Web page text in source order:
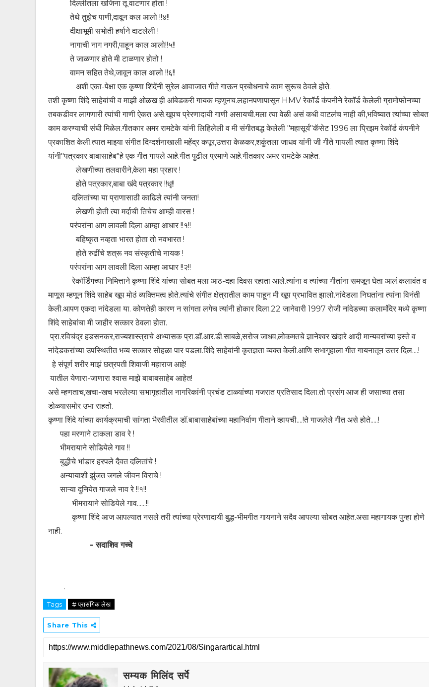
दिल्लीतला खजिना तू वाटणार होता !
तेथे तुझेच पाणी,दावून कल आलो !!४!!
दीक्षाभूमी सभोती हर्षाने दाटलेली !
नागाची नाग नगरी,पाहून काल आलो!!५!!
ते जाळणार होते मी टाळणार होतो !
वामन सहित तेथे,जावून काल आलो !!६!!
अशी एका-पेक्षा एक कृष्णा शिंदेंनी सुरेल आवाजात गीते गाऊन प्रबोधनाचे काम सुरूच ठेवले होते.
तशी कृष्णा शिंदे साहेबांची व माझी ओळख ही आंबेडकरी गायक म्हणूनच.लहानपणापासून HMV रेकॉर्ड कंपनीने रेकॉर्ड केलेली ग्रामोफोनच्या
तबकडीवर लागणारी त्यांची गाणी ऐकत असे.खूपच प्रेरणादायी गाणी असायची.मला त्या वेळी असं कधी वाटलंच नाही की,भविष्यात त्यांच्या सोबत
काम करण्याची संघी मिळेल.गीतकार अमर रामटेके यांनी लिहिलेली व मी संगीतबद्ध केलेली "महासूर्य"कॅसेट 1996 ला प्रिझम रेकॉर्ड कंपनीने
प्रकाशित केली.त्यात माझ्या संगीत दिग्दर्शनाखाली महेंद्र कपूर,उत्तरा केळकर,शकुंतला जाधव यांनी जी गीते गायली त्यात कृष्णा शिंदे
यांनी"पत्रकार बाबासाहेब"हे एक गीत गायले आहे.गीत पुढील प्रमाणे आहे.गीतकार अमर रामटेके आहेत.
लेखणीच्या तलवारीने,केला महा प्रहार !
होते पत्रकार,बाबा खंदे पत्रकार !!धृ!!
दलितांच्या या प्राणासाठी काढिले त्यांनी जनता!
लेखणी होती त्या मर्दाची तिचेच आम्ही वारस !
परंपरांना आग लावली दिला आम्हा आधार !!१!!
बहिष्कृत नव्हता भारत होता तो नवभारत !
होते रुढींचे शत्रू नव संस्कृतीचे नायक !
परंपरांना आग लावली दिला आम्हा आधार !!२!!
रेकॉर्डिंगच्या निमित्ताने कृष्णा शिंदे यांच्या सोबत मला आठ-दहा दिवस रहाता आले.त्यांना व त्यांच्या गीतांना समजून घेता आलं.कलावंत व
माणूस म्हणून शिंदे साहेब खूप मोठं व्यक्तिमत्व होते.त्यांचे संगीत क्षेत्रातील काम पाहून मी खूप प्रभावित झालो.नांदेडला निघतांना त्यांना विनंती
केली.आपण एकदा नांदेडला या. कोणतेही कारण न सांगता लगेच त्यांनी होकार दिला.22 जानेवारी 1997 रोजी नांदेडच्या कलामंदिर मध्ये कृष्णा
शिंदे साहेबांचा मी जाहीर सत्कार ठेवला होता.
प्रा.रविचंद्र हडसनकर,राज्यशास्त्राचे अभ्यासक प्रा.डॉ.आर.डी.साबळे,सरोज जाधव,लोकमतचे ज्ञानेश्वर खंदारे आदी मान्यवरांच्या हस्ते व
नांदेडकरांच्या उपस्थितीत भव्य सत्कार सोहळा पार पडला.शिंदे साहेबांनी कृतज्ञता व्यक्त केली.आणि सभागृहाला गीत गायनातून उत्तर दिल....!
हे संपूर्ण शरीर माझं छत्रपती शिवाजी महाराज आहे!
यातील येणारा-जाणारा श्वास माझे बाबाबसाहेब आहेत!
असे म्हणताच,खचा-खच भरलेल्या सभागृहातील नागरिकांनी प्रचंड टाळ्यांच्या गजरात प्रतिसाद दिला.तो प्रसंग आज ही जसाच्या तसा
डोळ्यासमोर उभा राहतो.
कृष्णा शिंदे यांच्या कार्यक्रमाची सांगता भैरवीतील डॉ.बाबासाहेबांच्या महानिर्वाण गीताने व्हायची....!ते गाजलेले गीत असे होते.....!
पहा मरणाने टाकला डाव रे !
भीमरायाने सोडियेले गाव !!
बुद्धीचे भांडार हरपले दैवत दलितांचे !
अन्यायाशी झुंजत जगले जीवन विराचे !
साऱ्या दुनियेत गाजले नाव रे !!१!!
भीमरायाने सोडियेले गाव......!!
कृष्णा शिंदे आज आपल्यात नसले तरी त्यांच्या प्रेरणादायी बुद्ध-भीमगीत गायनाने सदैव आपल्या सोबत आहेत.असा महागायक पुन्हा होणे
नाही.
- सदाशिव गच्चे
.
Tags # प्रासंगिक लेख
Share This
सम्यक मिलिंद सर्पे